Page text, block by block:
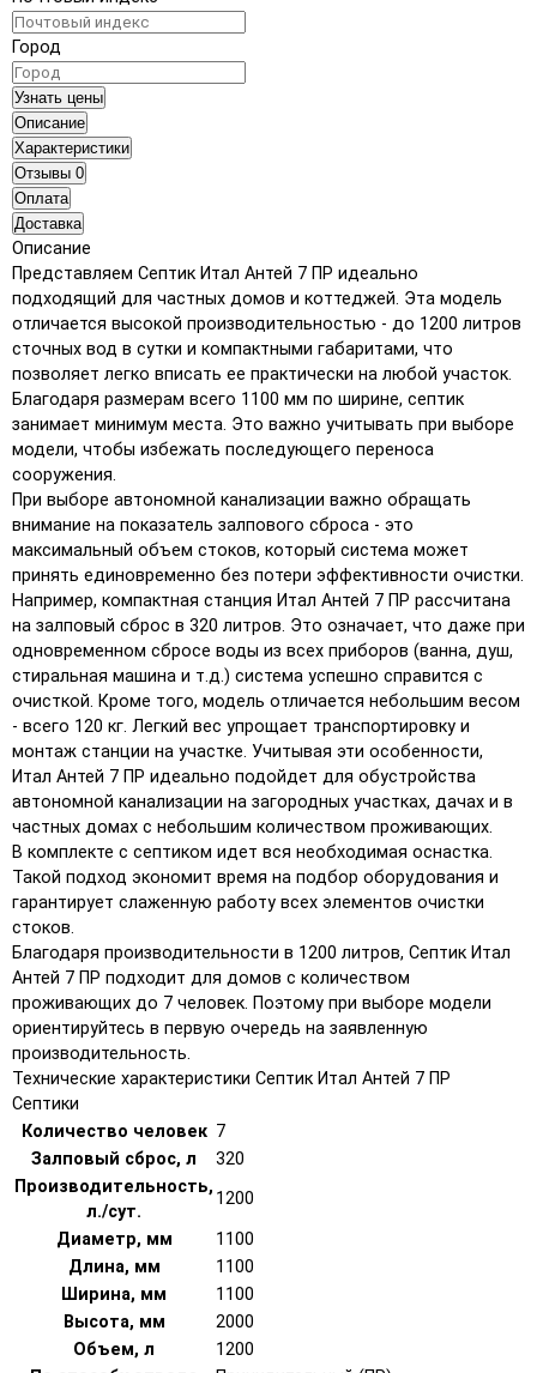
Город
Узнать цены
Описание
Характеристики
Отзывы 0
Оплата
Доставка
Описание
Представляем Септик Итал Антей 7 ПР идеально
подходящий для частных домов и коттеджей. Эта модель
отличается высокой производительностью - до 1200 литров
сточных вод в сутки и компактными габаритами, что
позволяет легко вписать ее практически на любой участок.
Благодаря размерам всего 1100 мм по ширине, септик
занимает минимум места. Это важно учитывать при выборе
модели, чтобы избежать последующего переноса
сооружения.
При выборе автономной канализации важно обращать
внимание на показатель залпового сброса - это
максимальный объем стоков, который система может
принять единовременно без потери эффективности очистки.
Например, компактная станция Итал Антей 7 ПР рассчитана
на залповый сброс в 320 литров. Это означает, что даже при
одновременном сбросе воды из всех приборов (ванна, душ,
стиральная машина и т.д.) система успешно справится с
очисткой. Кроме того, модель отличается небольшим весом
- всего 120 кг. Легкий вес упрощает транспортировку и
монтаж станции на участке. Учитывая эти особенности,
Итал Антей 7 ПР идеально подойдет для обустройства
автономной канализации на загородных участках, дачах и в
частных домах с небольшим количеством проживающих.
В комплекте с септиком идет вся необходимая оснастка.
Такой подход экономит время на подбор оборудования и
гарантирует слаженную работу всех элементов очистки
стоков.
Благодаря производительности в 1200 литров, Септик Итал
Антей 7 ПР подходит для домов с количеством
проживающих до 7 человек. Поэтому при выборе модели
ориентируйтесь в первую очередь на заявленную
производительность.
Технические характеристики Септик Итал Антей 7 ПР
Септики
Количество человек 7
Залповый сброс, л
320
Производительность,
л./сут.
1200
Диаметр, мм
1100
Длина, мм
1100
Ширина, мм
1100
Высота, мм
2000
Объем, л
1200